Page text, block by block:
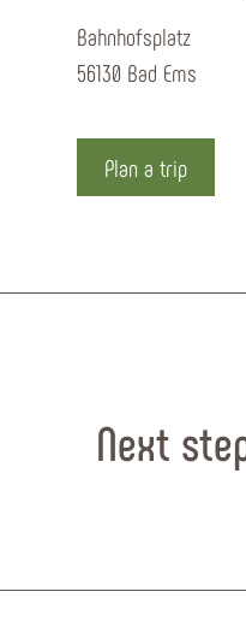
Bahnhofsplatz
56130 Bad Ems
Plan a trip
Next